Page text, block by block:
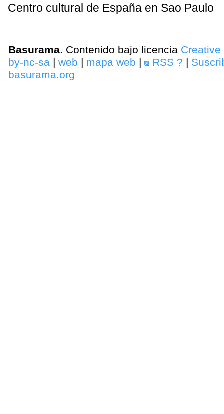
Centro cultural de España en Sao Paulo
Basurama. Contenido bajo licencia
by-nc-sa | web | mapa web | RSS ? |
basurama.org